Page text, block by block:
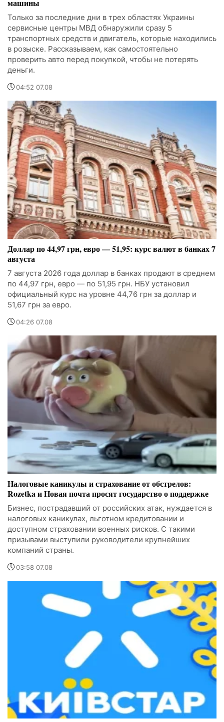
машины
Только за последние дни в трех областях Украины
сервисные центры МВД обнаружили сразу 5
транспортных средств и двигатель, которые находились
в розыске. Рассказываем, как самостоятельно
проверить авто перед покупкой, чтобы не потерять
деньги.
04:52 07.08
Доллар по 44,97 грн, евро — 51,95: курс валют в банках 7
августа
7 августа 2026 года доллар в банках продают в среднем
по 44,97 грн, евро — по 51,95 грн. НБУ установил
официальный курс на уровне 44,76 грн за доллар и
51,67 грн за евро.
04:26 07.08
Налоговые каникулы и страхование от обстрелов:
Rozetka и Новая почта просят государство о поддержке
Бизнес, пострадавший от российских атак, нуждается в
налоговых каникулах, льготном кредитовании и
доступном страховании военных рисков. С такими
призывами выступили руководители крупнейших
компаний страны.
03:58 07.08